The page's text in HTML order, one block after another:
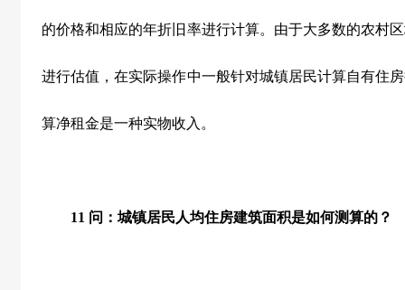
的价格和相应的年折旧率进行计算。由于大多数的农村
进行估值，在实际操作中一般针对城镇居民计算自有住
算净租金是一种实物收入。
11 问：城镇居民人均住房建筑面积是如何测算的？